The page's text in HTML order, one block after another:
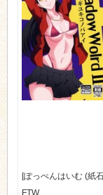
FTW